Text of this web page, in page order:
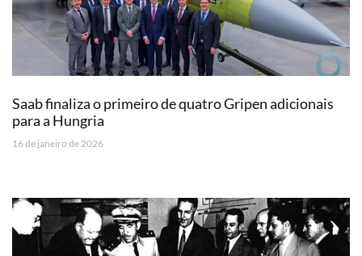
Saab finaliza o primeiro de quatro Gripen adicionais
para a Hungria
16 de janeiro de 2026